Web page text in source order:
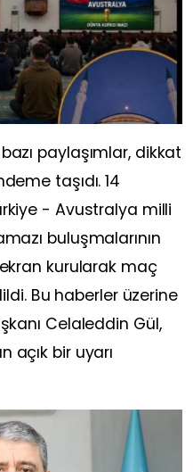
paylaşımlar, dikkat
taşıdı. 14
- Avustralya milli
buluşmalarının
kurularak maç
Bu haberler üzerine
Celaleddin Gül,
açık bir uyarı